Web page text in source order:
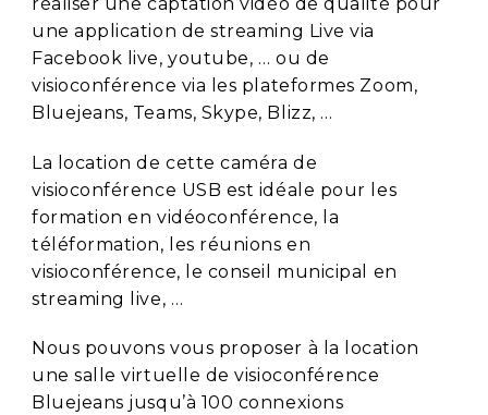
une application de streaming Live via
Facebook live, youtube, … ou de
visioconférence via les plateformes Zoom,
Bluejeans, Teams, Skype, Blizz, …
La location de cette caméra de
visioconférence USB est idéale pour les
formation en vidéoconférence, la
téléformation, les réunions en
visioconférence, le conseil municipal en
streaming live, …
Nous pouvons vous proposer à la location
une salle virtuelle de visioconférence
Bluejeans jusqu’à 100 connexions